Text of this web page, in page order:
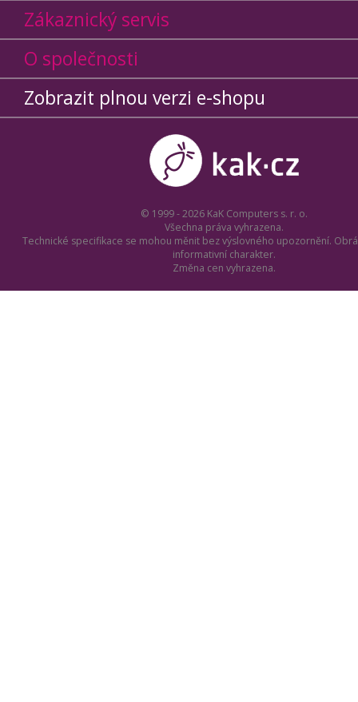
Zákaznický servis
O společnosti
Zobrazit plnou verzi e-shopu
© 1999 - 2026 KaK Computers s. r. o.
Všechna práva vyhrazena.
Technické specifikace se mohou měnit bez výslovného upozornění.
informativní charakter.
Změna cen vyhrazena.